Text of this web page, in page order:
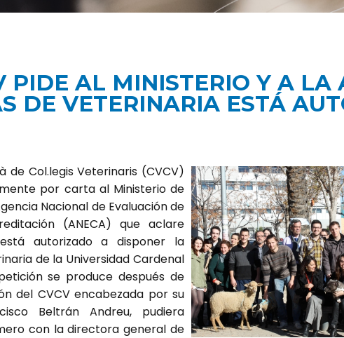
PIDE AL MINISTERIO Y A LA
DE VETERINARIA ESTÁ
de Col.legis Veterinaris (CVCV)
por carta al Ministerio de
Nacional de Evaluación de
(ANECA) que aclare
autorizado a disponer la
de la Universidad Cardenal
se produce después de
del CVCV encabezada por su
Beltrán Andreu, pudiera
con la directora general de